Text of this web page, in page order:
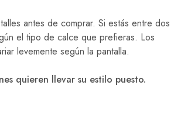
antes de comprar. Si estás entre dos
el tipo de calce que prefieras. Los
levemente según la pantalla.
quieren llevar su estilo puesto.